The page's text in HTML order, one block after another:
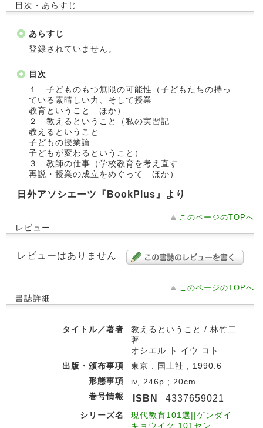
目次・あらすじ
あらすじ
登録されていません。
目次
１ 子どものもつ無限の可能性（子どもたちの持っ
ている素晴しい力、そして授業
教育ということ ほか）
２ 教えるということ（私の実習記
教えるということ
子どもの授業論
子どもが変わるということ）
３ 教師の仕事（学校教育を考え直す
再説・授業の成立をめぐって ほか）
日外アソシエーツ『BookPlus』より
このページのTOPへ
レビュー
レビューはありません
このページのTOPへ
書誌詳細
タイトル／著者
教えるということ / 林竹二
著
オシエル ト イウ コト
出版・頒布事項
東京 : 国土社 , 1990.6
形態事項
iv, 246p ; 20cm
巻号情報
ISBN 4337659021
シリーズ名
現代教育101選||ゲンダイ
キョウイク 101セン